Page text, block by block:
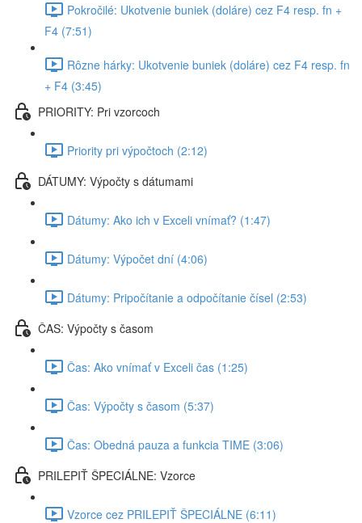
Pokročilé: Ukotvenie buniek (doláre) cez F4 resp. fn +
F4 (7:51)
Rôzne hárky: Ukotvenie buniek (doláre) cez F4 resp. fn
+ F4 (3:45)
PRIORITY: Pri vzorcoch
Priority pri výpočtoch (2:12)
DÁTUMY: Výpočty s dátumami
Dátumy: Ako ich v Exceli vnímať? (1:47)
Dátumy: Výpočet dní (4:06)
Dátumy: Pripočítanie a odpočítanie čísel (2:53)
ČAS: Výpočty s časom
Čas: Ako vnímať v Exceli čas (1:25)
Čas: Výpočty s časom (5:37)
Čas: Obedná pauza a funkcia TIME (3:06)
PRILEPIŤ ŠPECIÁLNE: Vzorce
Vzorce cez PRILEPIŤ ŠPECIÁLNE (6:11)